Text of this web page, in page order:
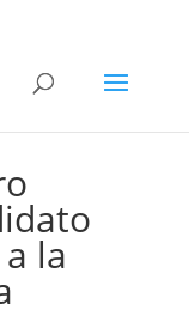
la